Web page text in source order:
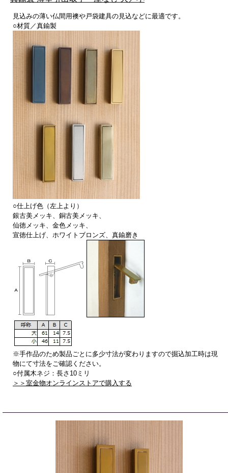
見込みの薄い仏間用襖や戸袋建具の見込などに最適です。
○材質／真鍮製
○仕上げ色（左上より）
銀古美メッキ、銅古美メッキ、
仙徳メッキ、金色メッキ、
宣徳仕上げ、ホワイトブロンズ、真鍮磨き
※手作品のため製品ごとに多少寸法が変わりますので掘込加工時は現
物にて寸法をご確認ください。
○付属木ネジ：長さ10ミリ
＞＞室金物オンラインストアで購入する